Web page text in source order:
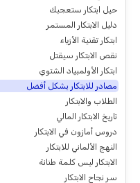
حيل ابتكار ستعجبك
دليل الابتكار المستمر
ابتكار تقنية الأزياء
نقص الابتكار سيقتل
ابتكار الأولمبياد الشتوي
مصادر للابتكار بشكل أفضل
الطلاب والابتكار
تاريخ الابتكار المالي
دروس أمازون في الابتكار
النهج الألماني للابتكار
الابتكار ليس كلمة طنانة
سر نجاح الابتكار